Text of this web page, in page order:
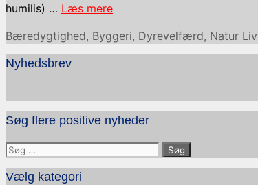
humilis) … Læs mere
Kategorier
Bæredygtighed, Byggeri, Dyrevelfærd, Natur
Nyhedsbrev
Søg flere positive nyheder
Søg
efter:
Vælg kategori